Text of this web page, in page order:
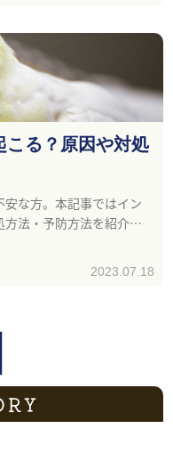
こる？原因や対処
な方。本記事ではイン
法・予防方法を紹介し
2023.07.18